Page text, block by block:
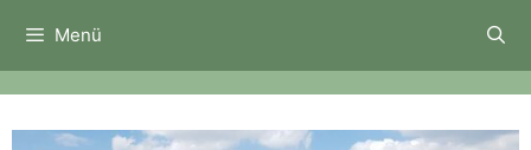
Inhalt
springen
Menü